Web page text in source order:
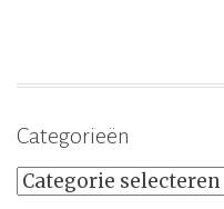
Categorieën
Categorieën